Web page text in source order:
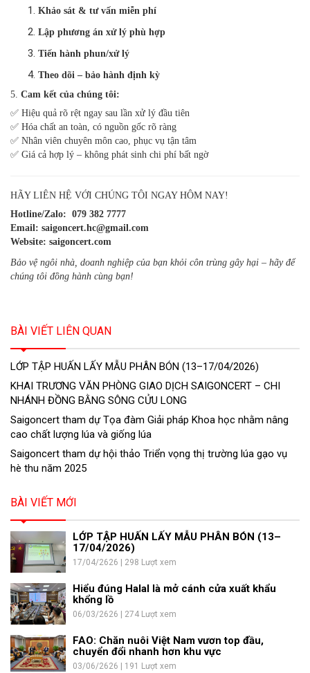
Khảo sát & tư vấn miễn phí
Lập phương án xử lý phù hợp
Tiến hành phun/xử lý
Theo dõi – bảo hành định kỳ
5. Cam kết của chúng tôi:
✅ Hiệu quả rõ rệt ngay sau lần xử lý đầu tiên
✅ Hóa chất an toàn, có nguồn gốc rõ ràng
✅ Nhân viên chuyên môn cao, phục vụ tận tâm
✅ Giá cả hợp lý – không phát sinh chi phí bất ngờ
HÃY LIÊN HỆ VỚI CHÚNG TÔI NGAY HÔM NAY!
Hotline/Zalo: 079 382 7777
Email: saigoncert.hc@gmail.com
Website: saigoncert.com
Bảo vệ ngôi nhà, doanh nghiệp của bạn khỏi côn trùng gây hại – hãy để
chúng tôi đồng hành cùng bạn!
BÀI VIẾT LIÊN QUAN
LỚP TẬP HUẤN LẤY MẪU PHÂN BÓN (13–17/04/2026)
KHAI TRƯƠNG VĂN PHÒNG GIAO DỊCH SAIGONCERT – CHI
NHÁNH ĐỒNG BẰNG SÔNG CỬU LONG
Saigoncert tham dự Tọa đàm Giải pháp Khoa học nhằm nâng
cao chất lượng lúa và giống lúa
Saigoncert tham dự hội thảo Triển vọng thị trường lúa gạo vụ
hè thu năm 2025
BÀI VIẾT MỚI
LỚP TẬP HUẤN LẤY MẪU PHÂN BÓN (13–
17/04/2026)
17/04/2626 | 298 Lượt xem
Hiểu đúng Halal là mở cánh cửa xuất khẩu
khổng lồ
06/03/2626 | 274 Lượt xem
FAO: Chăn nuôi Việt Nam vươn top đầu,
chuyển đổi nhanh hơn khu vực
03/06/2626 | 191 Lượt xem